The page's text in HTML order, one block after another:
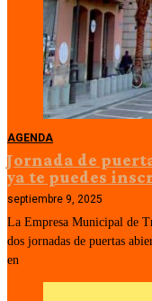
AGENDA
Jornada de
ya te puedes
septiembre 9, 2025
La Empresa Municipal de
dos jornadas de puertas
en